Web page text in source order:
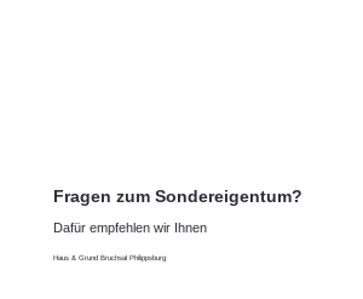
Fragen zum Sondereigentum?
Dafür empfehlen wir Ihnen
Haus & Grund Bruchsal Philippsburg